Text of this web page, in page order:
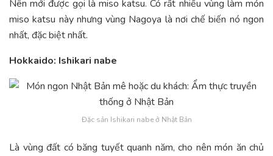
Nên mới được gọi là miso katsu. Có rất nhiều vùng làm món
miso katsu này nhưng vùng Nagoya là nơi chế biến nó ngon
nhất, đặc biệt nhất.
Hokkaido: Ishikari nabe
Đặc sản Ishikari nabe ở Nhật Bản
Là vùng đất có băng tuyết quanh năm, cho nên món ăn chủ